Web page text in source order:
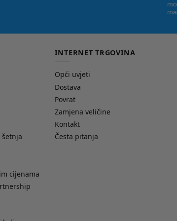
cijenama
INTERNET TRGOVINA
Opći uvjeti
Dostava
Povrat
Zamjena veličine
Kontakt
Česta pitanja